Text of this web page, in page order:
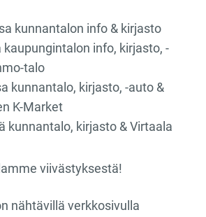
kunnantalon info & kirjasto
kaupungintalon info, kirjasto, -
talo
kunnantalo, kirjasto, -auto &
K-Market
kunnantalo, kirjasto & Virtaala
viivästyksestä!
nähtävillä verkkosivulla